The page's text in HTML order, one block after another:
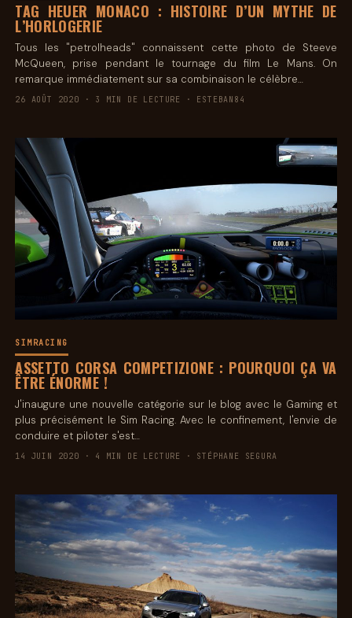
TAG HEUER MONACO : HISTOIRE D’UN MYTHE DE
L’HORLOGERIE
Tous les "petrolheads" connaissent cette photo de Steeve
McQueen, prise pendant le tournage du film Le Mans. On
remarque immédiatement sur sa combinaison le célèbre…
26 AOÛT 2020 · 3 MIN DE LECTURE · ESTEBAN84
SIMRACING
ASSETTO CORSA COMPETIZIONE : POURQUOI ÇA VA
ÊTRE ÉNORME !
J'inaugure une nouvelle catégorie sur le blog avec le Gaming et
plus précisément le Sim Racing. Avec le confinement, l'envie de
conduire et piloter s'est…
14 JUIN 2020 · 4 MIN DE LECTURE · STÉPHANE SEGURA